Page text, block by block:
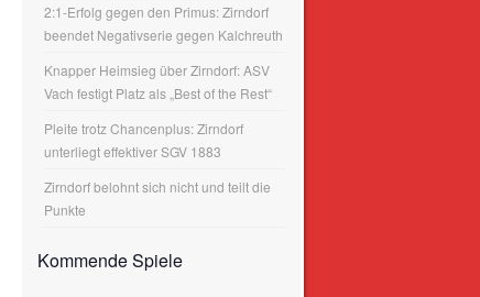
2:1-Erfolg gegen den Primus: Zirndorf
beendet Negativserie gegen Kalchreuth
Knapper Heimsieg über Zirndorf: ASV
Vach festigt Platz als „Best of the Rest“
Pleite trotz Chancenplus: Zirndorf
unterliegt effektiver SGV 1883
Zirndorf belohnt sich nicht und teilt die
Punkte
Kommende Spiele